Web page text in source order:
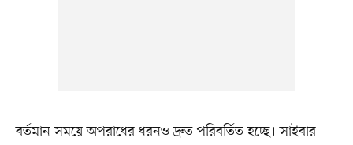
বর্তমান সময়ে অপরাধের ধরনও দ্রুত পরিবর্তিত হচ্ছে। সাইবার